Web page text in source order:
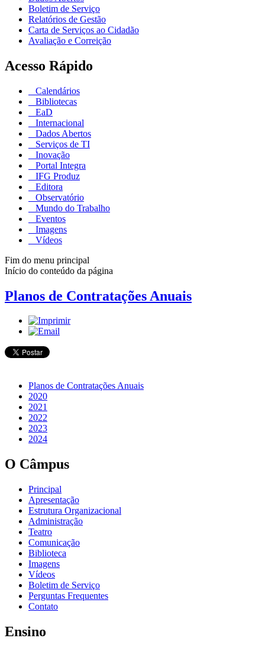
Boletim de Serviço
Relatórios de Gestão
Carta de Serviços ao Cidadão
Avaliação e Correição
Acesso Rápido
Calendários
Bibliotecas
EaD
Internacional
Dados Abertos
Serviços de TI
Inovação
Portal Integra
IFG Produz
Editora
Observatório
Mundo do Trabalho
Eventos
Imagens
Vídeos
Fim do menu principal
Início do conteúdo da página
Planos de Contratações Anuais
Planos de Contratações Anuais
2020
2021
2022
2023
2024
O Câmpus
Principal
Apresentação
Estrutura Organizacional
Administração
Teatro
Comunicação
Biblioteca
Imagens
Vídeos
Boletim de Serviço
Perguntas Frequentes
Contato
Ensino